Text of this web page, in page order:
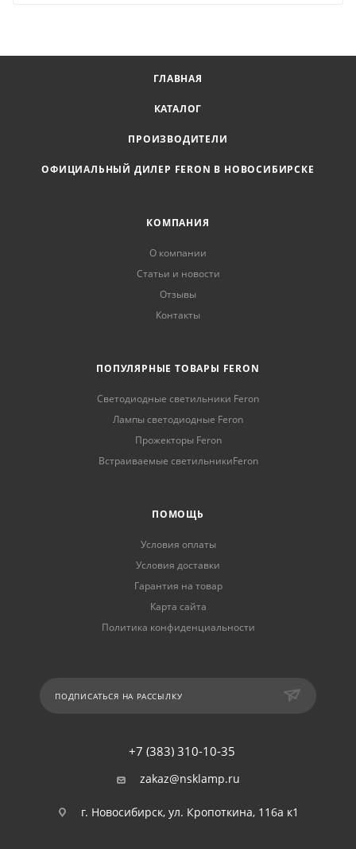
ГЛАВНАЯ
КАТАЛОГ
ПРОИЗВОДИТЕЛИ
ОФИЦИАЛЬНЫЙ ДИЛЕР FERON В НОВОСИБИРСКЕ
КОМПАНИЯ
О компании
Статьи и новости
Отзывы
Контакты
ПОПУЛЯРНЫЕ ТОВАРЫ FERON
Светодиодные светильники Feron
Лампы светодиодные Feron
Прожекторы Feron
Встраиваемые светильникиFeron
ПОМОЩЬ
Условия оплаты
Условия доставки
Гарантия на товар
Карта сайта
Политика конфиденциальности
ПОДПИСАТЬСЯ НА РАССЫЛКУ
+7 (383) 310-10-35
zakaz@nsklamp.ru
г. Новосибирск, ул. Кропоткина, 116а к1